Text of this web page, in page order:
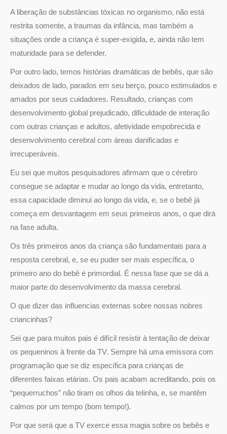
A liberação de substâncias tóxicas no organismo, não está
restrita somente, a traumas da infância, mas também a
situações onde a criança é super-exigida, e, ainda não tem
maturidade para se defender.
Por outro lado, temos histórias dramáticas de bebês, que são
deixados de lado, parados em seu berço, pouco estimulados e
amados por seus cuidadores. Resultado, crianças com
desenvolvimento global prejudicado, dificuldade de interação
com outras crianças e adultos, afetividade empobrecida e
desenvolvimento cerebral com áreas danificadas e
irrecuperáveis.
Eu sei que muitos pesquisadores afirmam que o cérebro
consegue se adaptar e mudar ao longo da vida, entretanto,
essa capacidade diminui ao longo da vida, e, se o bebê já
começa em desvantagem em seus primeiros anos, o que dirá
na fase adulta.
Os três primeiros anos da criança são fundamentais para a
resposta cerebral, e, se eu puder ser mais específica, o
primeiro ano do bebê é primordial. É nessa fase que se dá a
maior parte do desenvolvimento da massa cerebral.
O que dizer das influencias externas sobre nossas nobres
criancinhas?
Sei que para muitos pais é difícil resistir à tentação de deixar
os pequeninos à frente da TV. Sempre há uma emissora com
programação que se diz específica para crianças de
diferentes faixas etárias. Os pais acabam acreditando, pois os
“pequerruchos” não tiram os olhos da telinha, e, se mantêm
calmos por um tempo (bom tempo!).
Por que será que a TV exerce essa magia sobre os bebês e